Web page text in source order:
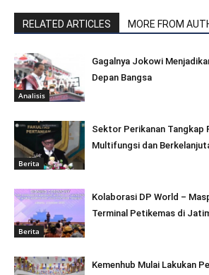
RELATED ARTICLES MORE FROM
Analisis
Gagalnya Jokowi
Depan Bangsa
Berita
Sektor Perikanan Tangkap
Multifungsi dan
Berita
Kolaborasi DP World –
Terminal Petikemas di
Kemenhub Mulai Lakukan